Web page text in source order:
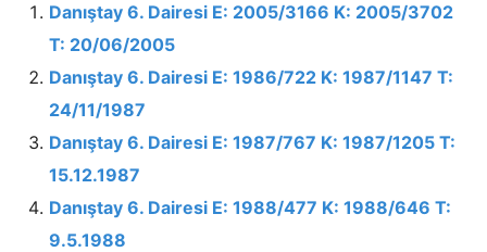
Danıştay 6. Dairesi E: 2005/3166 K: 2005/3702
T: 20/06/2005
Danıştay 6. Dairesi E: 1986/722 K: 1987/1147 T:
24/11/1987
Danıştay 6. Dairesi E: 1987/767 K: 1987/1205 T:
15.12.1987
Danıştay 6. Dairesi E: 1988/477 K: 1988/646 T:
9.5.1988